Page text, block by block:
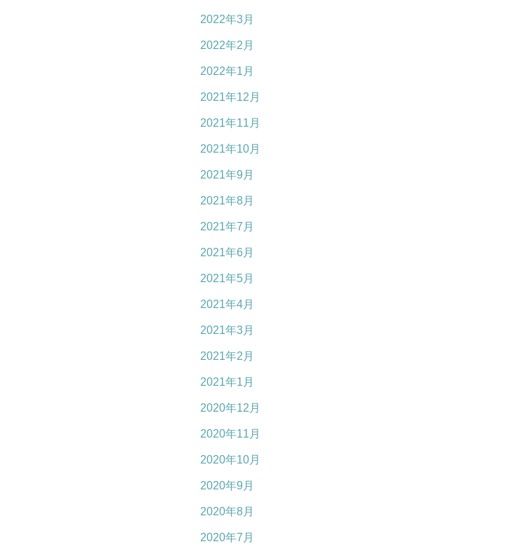
2022年3月
2022年2月
2022年1月
2021年12月
2021年11月
2021年10月
2021年9月
2021年8月
2021年7月
2021年6月
2021年5月
2021年4月
2021年3月
2021年2月
2021年1月
2020年12月
2020年11月
2020年10月
2020年9月
2020年8月
2020年7月